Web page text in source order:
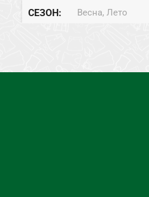
СЕЗОН Весна, Лето